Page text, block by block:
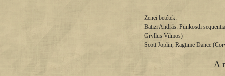
Zenei betétek:
Batizi András: Pünkösdi
Gryllus Vilmos)
Scott Joplin, Ragtime Dance
A